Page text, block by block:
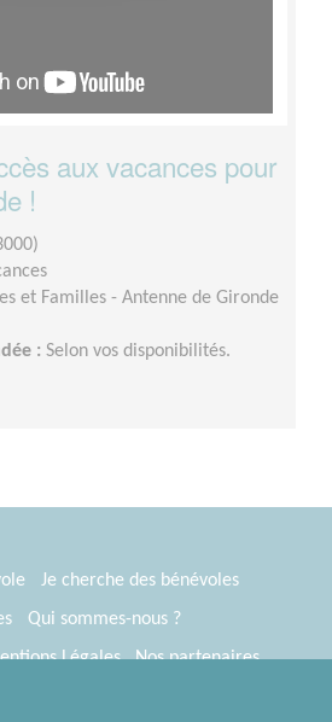
aux vacances pour
!
et Familles - Antenne de Gironde
: Selon vos disponibilités.
Je cherche des bénévoles
Qui sommes-nous ?
Légales
Nos partenaires